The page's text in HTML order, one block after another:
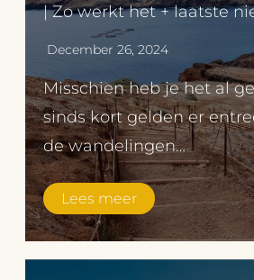
| Zo werkt het + laatste
December 26, 2024
Misschien heb je het al
sinds kort gelden er
de wandelingen…
Lees meer